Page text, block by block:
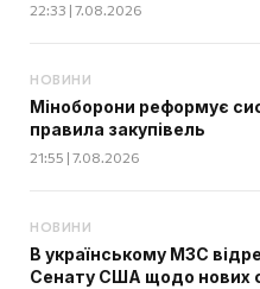
22:33 | 7.08.2026
НОВИНИ
Міноборони реформує
правила закупівель
21:55 | 7.08.2026
НОВИНИ
В українському МЗС
Сенату США щодо нових